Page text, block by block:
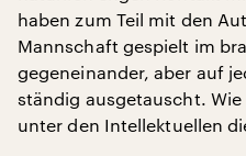
haben zum Teil mit den
Mannschaft gespielt im
gegeneinander, aber auf
ständig ausgetauscht.
unter den Intellektuellen